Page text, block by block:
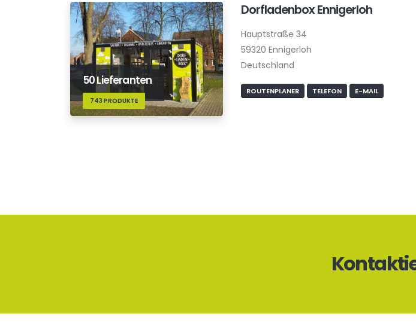
50 Lieferanten
743 PRODUKTE
Dorfladenbox Ennigerloh
Hauptstraße 34
59320 Ennigerloh
Deutschland
ROUTENPLANER TELEFON E-MAIL